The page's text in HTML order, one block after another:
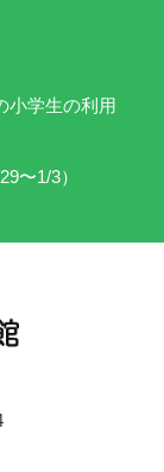
小学生の利用
〜1/3）